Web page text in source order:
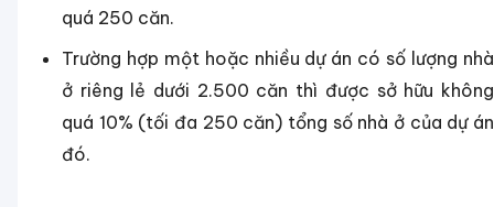
quá 250 căn.
Trường hợp một hoặc nhiều dự án có số lượng nhà
ở riêng lẻ dưới 2.500 căn thì được sở hữu không
quá 10% (tối đa 250 căn) tổng số nhà ở của dự án
đó.